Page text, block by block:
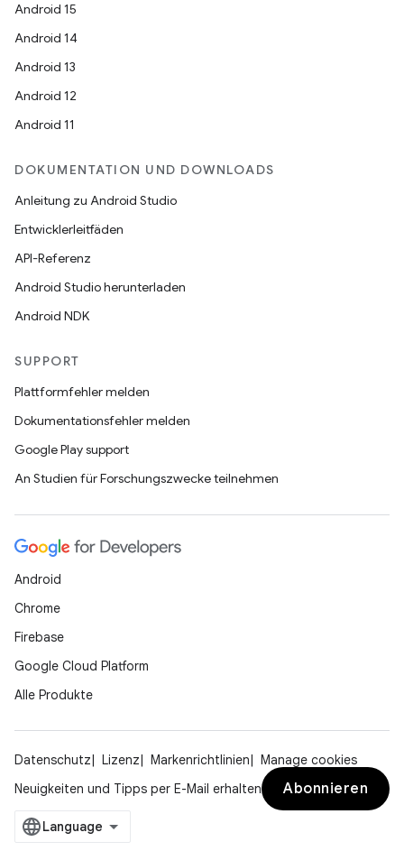
Android 15
Android 14
Android 13
Android 12
Android 11
DOKUMENTATION UND DOWNLOADS
Anleitung zu Android Studio
Entwicklerleitfäden
API-Referenz
Android Studio herunterladen
Android NDK
SUPPORT
Plattformfehler melden
Dokumentationsfehler melden
Google Play support
An Studien für Forschungszwecke teilnehmen
Android
Chrome
Firebase
Google Cloud Platform
Alle Produkte
Datenschutz Lizenz Markenrichtlinien
Manage cookies
Neuigkeiten und Tipps per E-Mail erhalten
Abonnieren